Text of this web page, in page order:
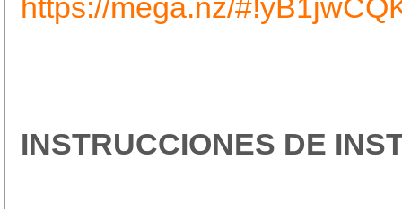
https://mega.nz/
INSTRUCCIONES DE